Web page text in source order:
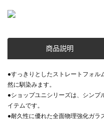
商品説明
●すっきりとしたストレートフォル
然に馴染みます。
●ショップユニシリーズは、シンプ
イテムです。
●耐久性に優れた全面物理強化ガラ